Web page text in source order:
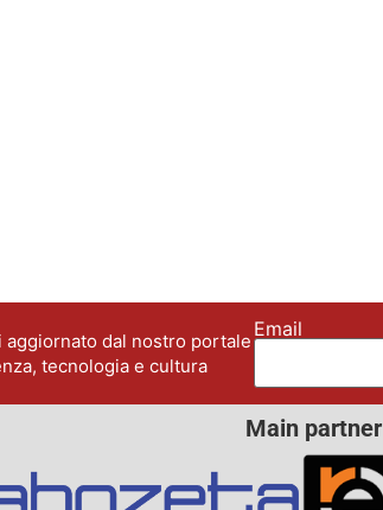
aggiornato dal nostro portale
tecnologia e cultura
Email
Main partner